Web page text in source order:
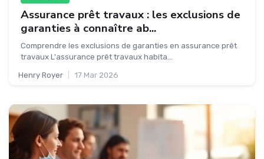
Assurance prêt travaux : les exclusions de
garanties à connaître ab...
Comprendre les exclusions de garanties en assurance prêt
travaux L'assurance prêt travaux habita...
Henry Royer 17 Mar 2026